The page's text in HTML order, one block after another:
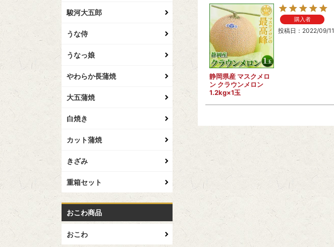
駿河大五郎
うな侍
うなっ娘
やわらか長蒲焼
大五蒲焼
白焼き
カット蒲焼
きざみ
重箱セット
おこわ商品
おこわ
静岡県産 マスクメロ
ン クラウンメロン
1.2kg×1玉
購入者
投稿日 2022/09/11